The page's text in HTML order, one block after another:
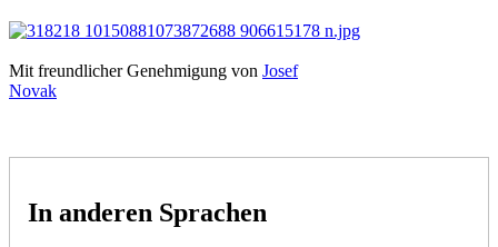
Mit freundlicher Genehmigung von Josef
Novak
In anderen Sprachen